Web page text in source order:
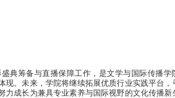
盛典筹备与直播保障工作，是文学与国际传播学
现。未来，学院将继续拓展优质行业实践平台，
力成长为兼具专业素养与国际视野的文化传播新